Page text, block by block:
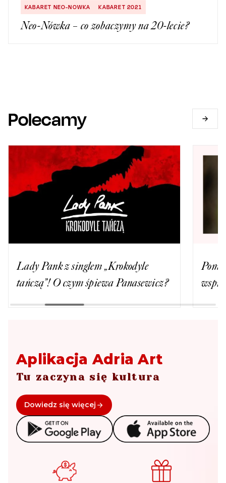
KABARET NEO-NOWKA KABARET 2021
Neo-Nówka – co zobaczymy na 20-lecie?
Polecamy
Lady Pank z singlem „Krokodyle
tańczą”! O czym śpiewa Panasewicz?
Aplikacja Adria Art
Tu zaczyna się kultura
Dowiedz się więcej